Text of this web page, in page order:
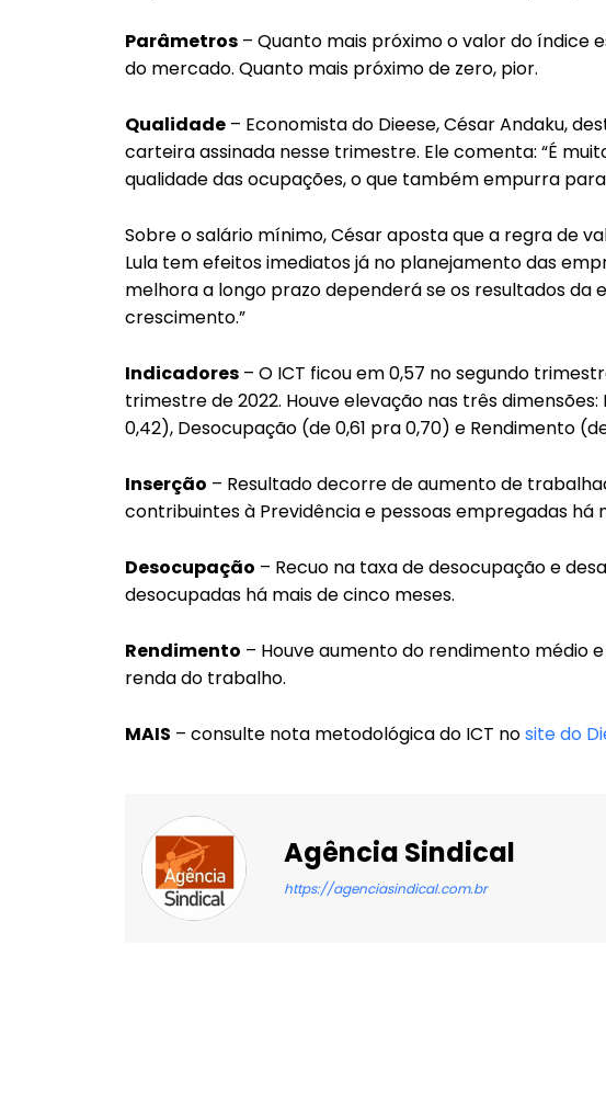
Parâmetros – Quanto mais próximo o valor do índice
do mercado. Quanto mais próximo de zero, pior.
Qualidade – Economista do Dieese, César Andaku,
carteira assinada nesse trimestre. Ele comenta: “É
qualidade das ocupações, o que também empurra
Sobre o salário mínimo, César aposta que a regra de
Lula tem efeitos imediatos já no planejamento das
melhora a longo prazo dependerá se os resultados da
crescimento.”
Indicadores – O ICT ficou em 0,57 no segundo
trimestre de 2022. Houve elevação nas três
0,42), Desocupação (de 0,61 pra 0,70) e Rendimento
Inserção – Resultado decorre de aumento de
contribuintes à Previdência e pessoas empregadas há
Desocupação – Recuo na taxa de desocupação e
desocupadas há mais de cinco meses.
Rendimento – Houve aumento do rendimento médio
renda do trabalho.
MAIS – consulte nota metodológica do ICT nosite do
Agência Sindical
https://agenciasindical.com.br